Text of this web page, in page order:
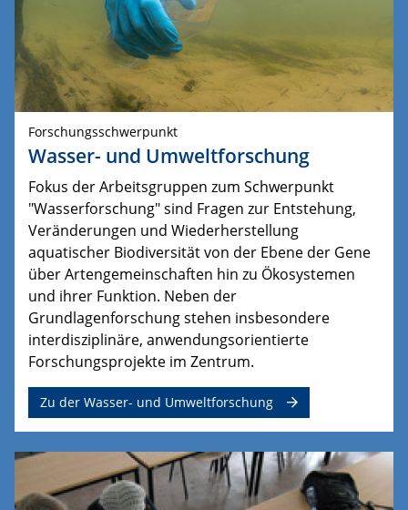
Forschungsschwerpunkt
Wasser- und Umweltforschung
Fokus der Arbeitsgruppen zum Schwerpunkt
"Wasserforschung" sind Fragen zur Entstehung,
Veränderungen und Wiederherstellung
aquatischer Biodiversität von der Ebene der Gene
über Artengemeinschaften hin zu Ökosystemen
und ihrer Funktion. Neben der
Grundlagenforschung stehen insbesondere
interdisziplinäre, anwendungsorientierte
Forschungsprojekte im Zentrum.
Zu der Wasser- und Umweltforschung